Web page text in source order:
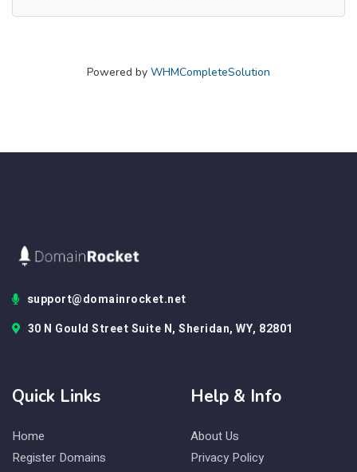
Powered by WHMCompleteSolution
support@domainrocket.net
30 N Gould Street Suite N, Sheridan, WY, 82801
Quick Links
Home
Register Domains
Help & Info
About Us
Privacy Policy